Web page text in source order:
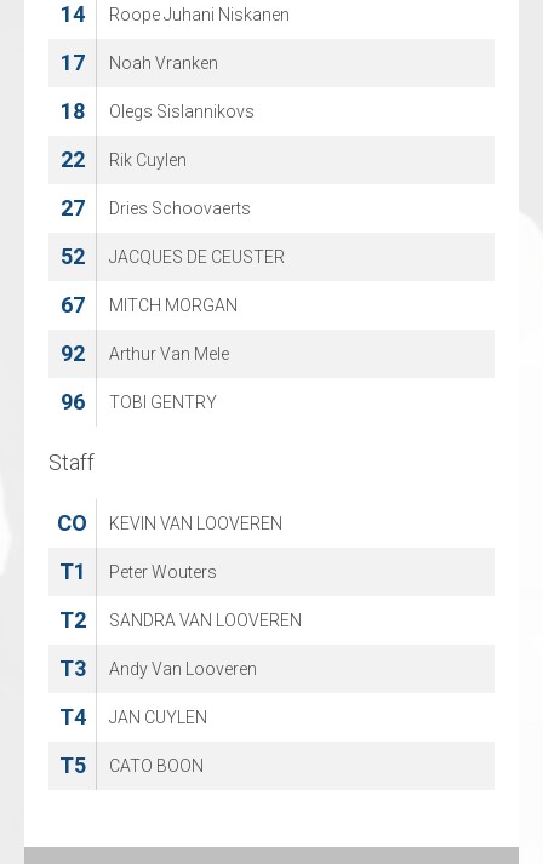
14 Roope Juhani Niskanen
17 Noah Vranken
18 Olegs Sislannikovs
22 Rik Cuylen
27 Dries Schoovaerts
52 JACQUES DE CEUSTER
67 MITCH MORGAN
92 Arthur Van Mele
96 TOBI GENTRY
Staff
CO KEVIN VAN LOOVEREN
T1 Peter Wouters
T2 SANDRA VAN LOOVEREN
T3 Andy Van Looveren
T4 JAN CUYLEN
T5 CATO BOON
10 JEFFIE VERSIN
12 Warre Vanmontfort
14 DRIES BLOCKX
15 Iniaz Steyaert
18 Nawfal Laeremans
27 Lode Arts
29 Brett Roloson
61 Guillaume Gommeren
65 Rylan Van Unen
Staff
CO BEN BOUTE
T1 Peter Michiels
T2 WESLEY Michiels
T3 Louise Kemps